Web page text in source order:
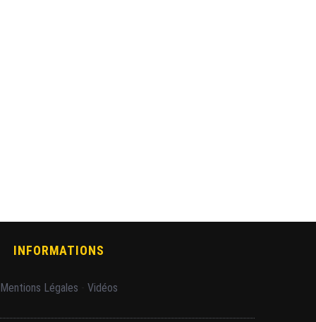
INFORMATIONS
Mentions Légales Vidéos